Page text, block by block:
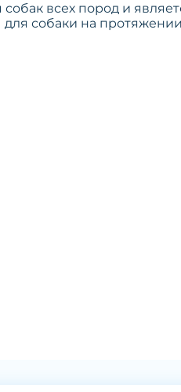
всех пород и
собаки на